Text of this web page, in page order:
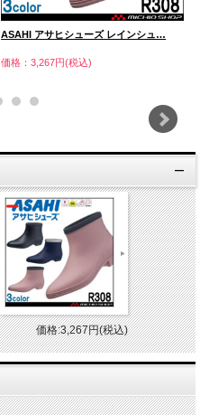
ASAHI アサヒシューズ レインシュ…
価格：3,267円(税込)
価格:3,267円(税込)